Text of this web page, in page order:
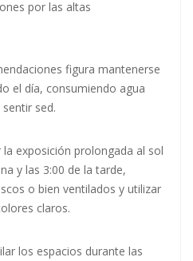
por las altas
figura mantenerse
el día, consumiendo agua
sed.
exposición prolongada al sol
y las 3:00 de la tarde,
o bien ventilados y utilizar
claros.
los espacios durante las